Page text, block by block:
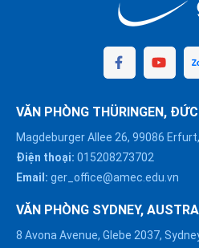
VĂN PHÒNG THÜRINGEN, ĐỨC
Magdeburger Allee 26, 99086
Điện thoại: 015208273702
Email: ger_office@amec.edu.vn
VĂN PHÒNG SYDNEY,
8 Avona Avenue, Glebe 2037,